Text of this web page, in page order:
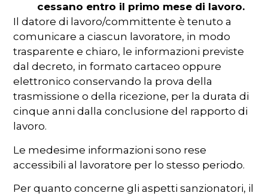
cessano entro il primo mese di lavoro.
Il datore di lavoro/committente è tenuto a
comunicare a ciascun lavoratore, in modo
trasparente e chiaro, le informazioni previste
dal decreto, in formato cartaceo oppure
elettronico conservando la prova della
trasmissione o della ricezione, per la durata di
cinque anni dalla conclusione del rapporto di
lavoro.
Le medesime informazioni sono rese
accessibili al lavoratore per lo stesso periodo.
Per quanto concerne gli aspetti sanzionatori, il